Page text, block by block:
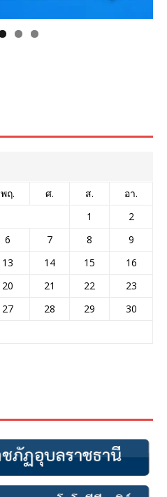
พฤ. ศ. ส.
อา.
1
2
6 7 8
9
13 14 15
16
20 21 22
23
27 28 29
30